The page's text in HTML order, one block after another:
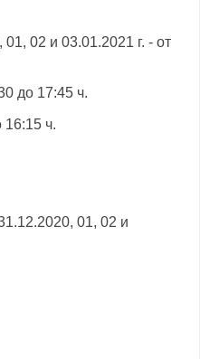
02 и 03.01.2021 г. - от
до 17:45 ч.
16:15 ч.
01, 02 и